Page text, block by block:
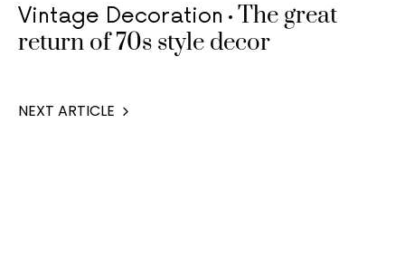
Vintage Decoration
The great
return of 70s style decor
NEXT ARTICLE